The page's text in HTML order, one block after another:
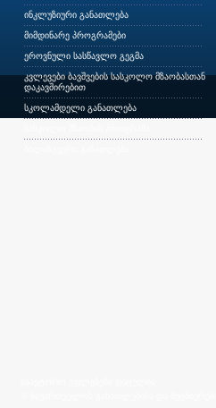
ინკლუზიური განათლება
მიმდინარე პროგრამები
ეროვნული სასწავლო გეგმა
კვლევები ბავშვების სასკოლო მზაობასთან
დაკავშირებით
სკოლამდელი განათლება